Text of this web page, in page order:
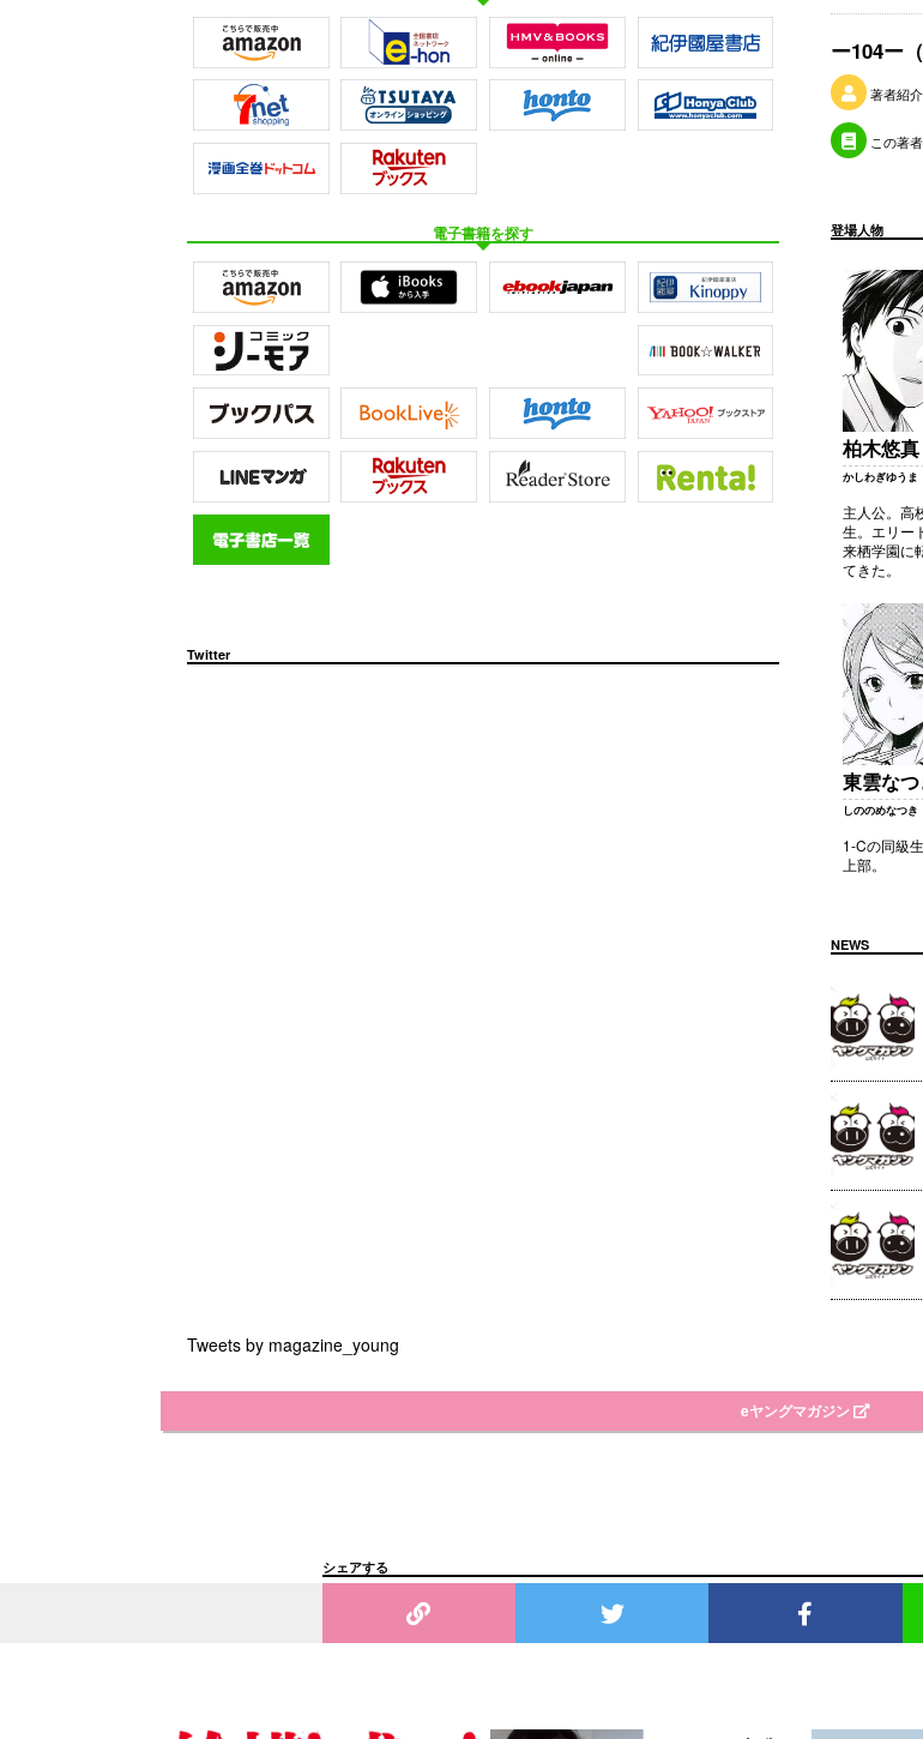
電子書籍を探す
ー104ー
著者紹
この著
登場人物
柏木悠真
かしわぎゆうま
主人公。高
生。エリー
来栖学園に
てきた。
東雲なつ
しののめなつき
1-Cの同級
上部。
Twitter
Tweets by magazine_young
NEWS
eヤングマガジン
シェアする